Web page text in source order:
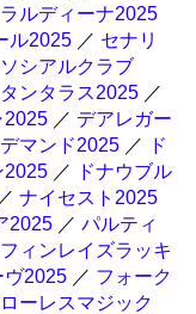
ルディーナ2025
ル2025 ／ セナリ
ソシアルクラブ
タンタラス2025 ／
2025 ／ デアレガー
デマンド2025 ／
ド
2025 ／
ドナウブル
／ ナイセスト2025
2025 ／ パルティ
フィンレイズラッキ
ヴ2025 ／ フォーク
ーレスマジック